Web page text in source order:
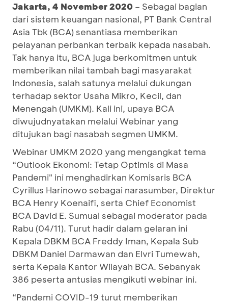
Jakarta, 4 November2020 – Sebagai bagian
dari sistem keuangan nasional, PT Bank Central
Asia Tbk (BCA) senantiasa memberikan
pelayanan perbankan terbaik kepada nasabah.
Tak hanya itu, BCA juga berkomitmen untuk
memberikan nilai tambah bagi masyarakat
Indonesia, salah satunya melalui dukungan
terhadap sektor Usaha Mikro, Kecil, dan
Menengah (UMKM). Kali ini, upaya BCA
diwujudnyatakan melalui Webinar yang
ditujukan bagi nasabah segmen UMKM.
Webinar UMKM 2020 yang mengangkat tema
“Outlook Ekonomi: Tetap Optimis di Masa
Pandemi" ini menghadirkan Komisaris BCA
Cyrillus Harinowo sebagai narasumber, Direktur
BCA Henry Koenaifi, serta Chief Economist
BCA David E. Sumual sebagai moderator pada
Rabu (04/11). Turut hadir dalam gelaran ini
Kepala DBKM BCA Freddy Iman, Kepala Sub
DBKM Daniel Darmawan dan Elvri Tumewah,
serta Kepala Kantor Wilayah BCA. Sebanyak
386 peserta antusias mengikuti webinar ini.
“Pandemi COVID-19 turut memberikan